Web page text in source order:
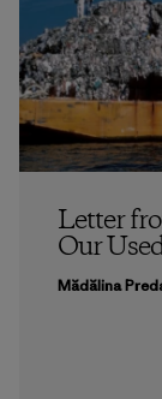
Letter
Our
Mădălina